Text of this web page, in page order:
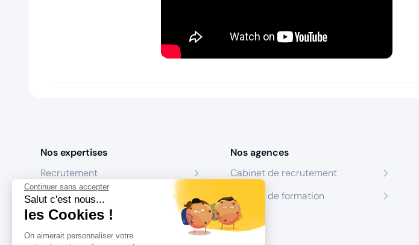
Continuer sans accepter
Salut c'est nous...
les Cookies !
On aimerait personnaliser votre
Nos expertises
Recrutement
Formation
Coaching
Conseil
Nos agences
Cabinet de recrutement
Centres de formation